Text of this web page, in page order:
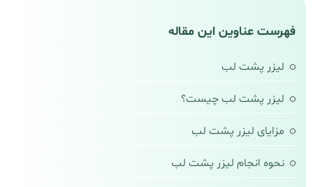
فهرست عناوین این مقاله
لیزر پشت لب
لیزر پشت لب چیست؟
مزایای لیزر پشت لب
نحوه انجام لیزر پشت لب